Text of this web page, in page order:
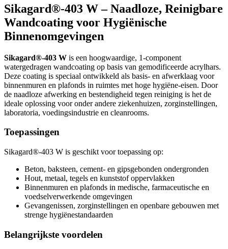
Sikagard®-403 W – Naadloze, Reinigbare
Wandcoating voor Hygiënische
Binnenomgevingen
Sikagard®-403 W is een hoogwaardige, 1-component
watergedragen wandcoating op basis van gemodificeerde acrylhars.
Deze coating is speciaal ontwikkeld als basis- en afwerklaag voor
binnenmuren en plafonds in ruimtes met hoge hygiëne-eisen. Door
de naadloze afwerking en bestendigheid tegen reiniging is het de
ideale oplossing voor onder andere ziekenhuizen, zorginstellingen,
laboratoria, voedingsindustrie en cleanrooms.
Toepassingen
Sikagard®-403 W is geschikt voor toepassing op:
Beton, baksteen, cement- en gipsgebonden ondergronden
Hout, metaal, tegels en kunststof oppervlakken
Binnenmuren en plafonds in medische, farmaceutische en
voedselverwerkende omgevingen
Gevangenissen, zorginstellingen en openbare gebouwen met
strenge hygiënestandaarden
Belangrijkste voordelen